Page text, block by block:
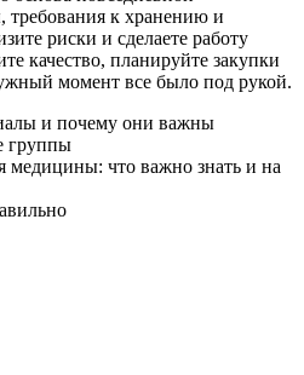
требования к хранению и
риски и сделаете работу
качество, планируйте закупки
момент все было под рукой.
и почему они важны
группы